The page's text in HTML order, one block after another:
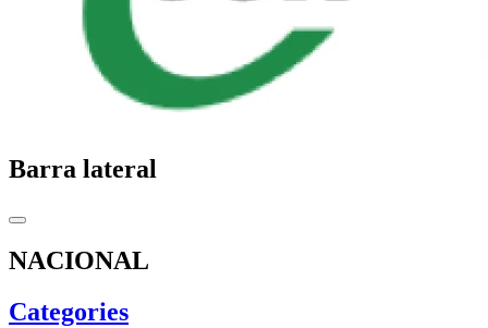
Barra lateral
NACIONAL
Categories